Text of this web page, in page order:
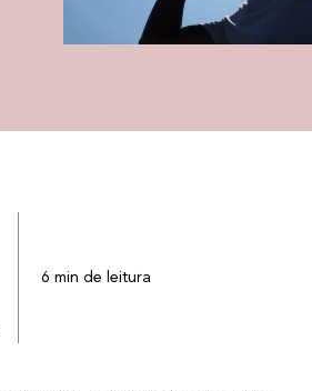
6 min de leitura